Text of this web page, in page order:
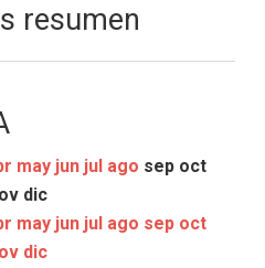
resumen
may jun jul ago sep oct
dic
may jun jul ago sep oct
dic